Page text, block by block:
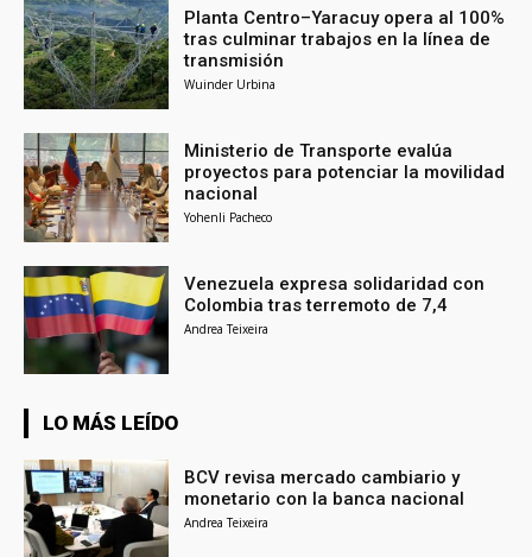
Planta Centro–Yaracuy opera al 100%
tras culminar trabajos en la línea de
transmisión
Wuinder Urbina
Ministerio de Transporte evalúa
proyectos para potenciar la movilidad
nacional
Yohenli Pacheco
Venezuela expresa solidaridad con
Colombia tras terremoto de 7,4
Andrea Teixeira
LO MÁS LEÍDO
BCV revisa mercado cambiario y
monetario con la banca nacional
Andrea Teixeira